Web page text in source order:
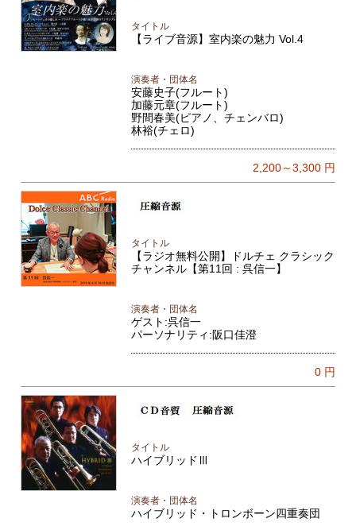
タイトル
【ライブ音源】室内楽の魅力 Vol.4
演奏者・団体名
安藤史子(フルート)
加藤元章(フルート)
野間春美(ピアノ、チェンバロ)
林裕(チェロ)
2,200～3,300円
タイトル
【ラジオ無料公開】ドルチェ クラシック
チャンネル【第11回 : 呉信一】
演奏者・団体名
ゲスト:呉信一
パーソナリティ:阪口佳澄
0円
タイトル
ハイブリッドⅢ
演奏者・団体名
ハイブリッド・トロンボーン四重奏団